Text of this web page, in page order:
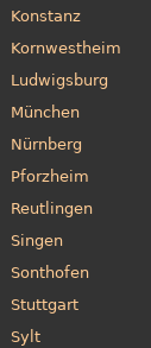
Konstanz
Kornwestheim
Ludwigsburg
München
Nürnberg
Pforzheim
Reutlingen
Singen
Sonthofen
Stuttgart
Sylt